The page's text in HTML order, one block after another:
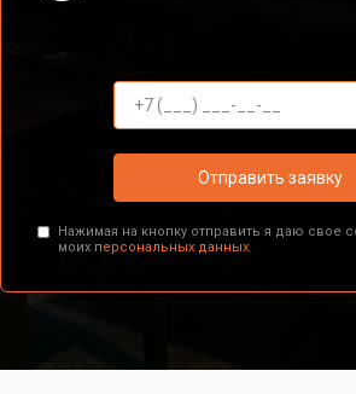
Отправить заявку
Нажимая на кнопку отправить я даю свое
моих персональных данных.